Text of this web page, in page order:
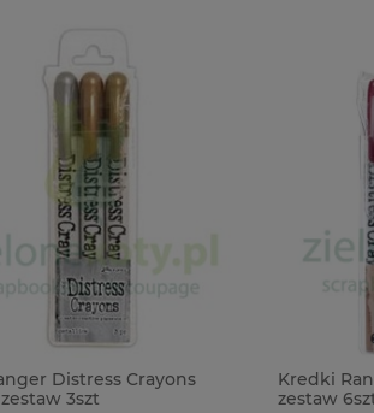
Distress Crayons
3szt
Kredki
zestaw